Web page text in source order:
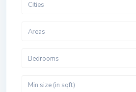
Cities
Areas
Bedrooms